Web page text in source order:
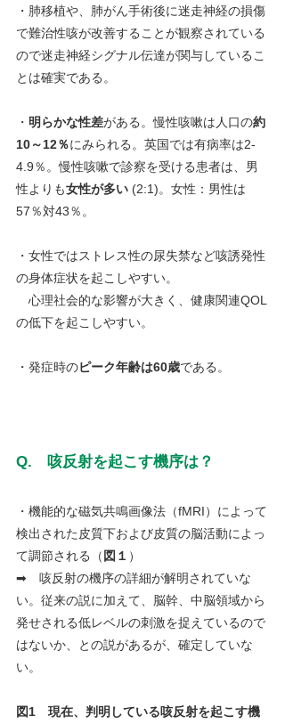
・肺移植や、肺がん手術後に迷走神経の損傷
で難治性咳が改善することが観察されている
ので迷走神経シグナル伝達が関与しているこ
とは確実である。
・ 明らかな性差がある。慢性咳嗽は人口の約
10～12％にみられる。英国では有病率は2-
4.9％。慢性咳嗽で診察を受ける患者は、男
性よりも女性が多い (2:1)。女性：男性は
57％対43％。
・女性ではストレス性の尿失禁など咳誘発性
の身体症状を起こしやすい。
心理社会的な影響が大きく、健康関連QOL
の低下を起こしやすい。
・発症時のピーク年齢は60歳である。
Q.　咳反射を起こす機序は？
・機能的な磁気共鳴画像法（fMRI）によって
検出された皮質下および皮質の脳活動によっ
て調節される（ 図１ ）
➡　咳反射の機序の詳細が解明されていな
い。従来の説に加えて、脳幹、中脳領域から
発せされる低レベルの刺激を捉えているので
はないか、との説があるが、確定していな
い。
図1　現在、判明している咳反射を起こす機